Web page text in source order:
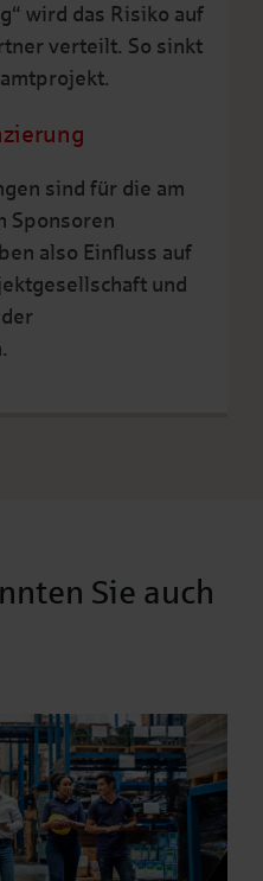
wird das Risiko auf
verteilt. So sinkt
sind für die am
Sponsoren
also Einfluss auf
und
Sie auch